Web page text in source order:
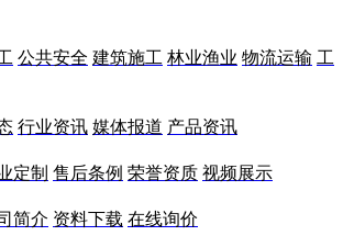
公共安全 建筑施工 林业渔业 物流运输 工
行业资讯 媒体报道 产品资讯
定制 售后条例 荣誉资质 视频展示
简介 资料下载 在线询价